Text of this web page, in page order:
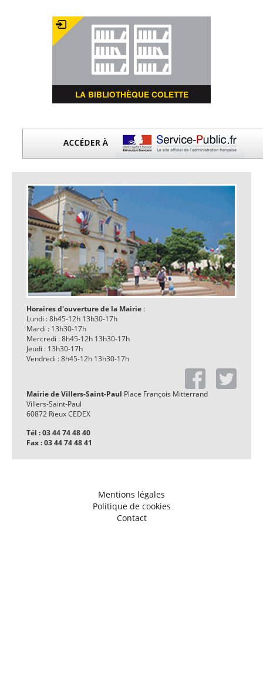
LA BIBLIOTHÈQUE COLETTE
Horaires d'ouverture de la Mairie :
Lundi : 8h45-12h 13h30-17h
Mardi : 13h30-17h
Mercredi : 8h45-12h 13h30-17h
Jeudi : 13h30-17h
Vendredi : 8h45-12h 13h30-17h
Mairie de Villers-Saint-Paul Place François Mitterrand
Villers-Saint-Paul
60872 Rieux CEDEX
Tél : 03 44 74 48 40
Fax : 03 44 74 48 41
Mentions légales
Politique de cookies
Contact